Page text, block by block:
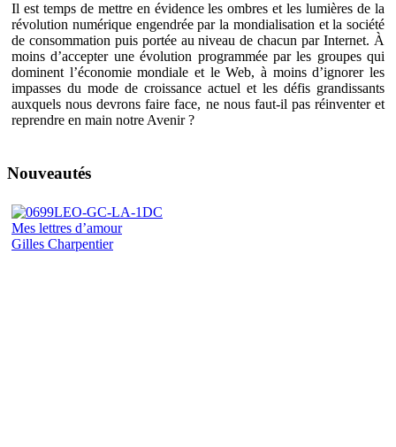
Il est temps de mettre en évidence les ombres et les lumières de la
révolution numérique engendrée par la mondialisation et la société
de consommation puis portée au niveau de chacun par Internet. À
moins d’accepter une évolution programmée par les groupes qui
dominent l’économie mondiale et le Web, à moins d’ignorer les
impasses du mode de croissance actuel et les défis grandissants
auxquels nous devrons faire face, ne nous faut-il pas réinventer et
reprendre en main notre Avenir ?
Nouveautés
Mes lettres d’amour
Gilles Charpentier